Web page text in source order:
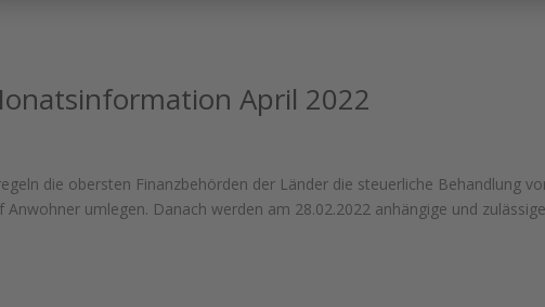
April 2022
die obersten Finanzbehörden der Länder die steuerliche Behandlung
umlegen. Danach werden am 28.02.2022 anhängige und